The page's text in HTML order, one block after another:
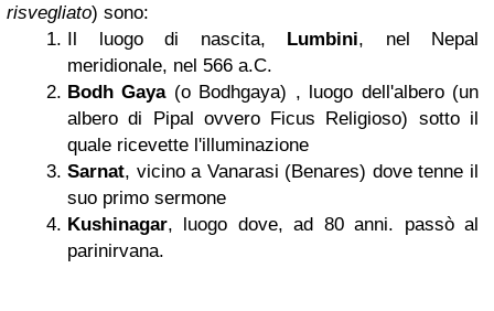
risvegliato) sono:
Il luogo di nascita, Lumbini, nel Nepal
meridionale, nel 566 a.C.
Bodh Gaya(o Bodhgaya) , luogo dell'albero (un
albero di Pipal ovvero Ficus Religioso) sotto il
quale ricevette l'illuminazione
Sarnat, vicino a Vanarasi (Benares) dove tenne il
suo primo sermone
Kushinagar, luogo dove, ad 80 anni. passò al
parinirvana.